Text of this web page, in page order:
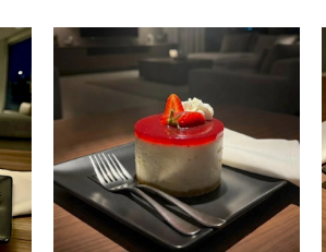
Cheese Cake individual de
frutilla.